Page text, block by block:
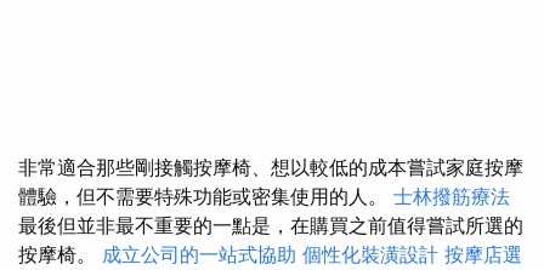
非常適合那些剛接觸按摩椅、想以較低的成本嘗試家庭按摩
體驗，但不需要特殊功能或密集使用的人。 士林撥筋療法
最後但並非最不重要的一點是，在購買之前值得嘗試所選的
按摩椅。 成立公司的一站式協助 個性化裝潢設計 按摩店選